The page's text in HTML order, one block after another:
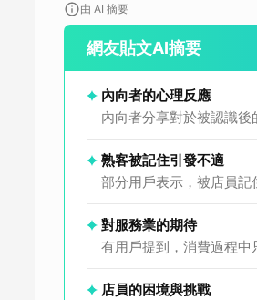
由 AI 摘要
網友貼文AI摘要
內向者的心理反應
內向者分享對於被認識後
熟客被記住引發不適
部分用戶表示，被店員記
對服務業的期待
有用戶提到，消費過程中
店員的困境與挑戰